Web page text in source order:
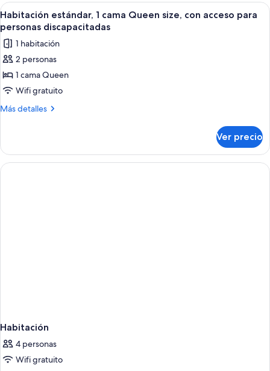
(Panoramic
View)
cama
Queen
size
(Panoramic
View)
Abrir
todas
las
fotos
de
Habitación
estándar,
1
size,
con
acceso
Ropa de cama de alta calidad y caja
3
Habitación estándar, 1 cama Queen size, con acceso para
personas discapacitadas
1 habitación
2 personas
1 cama Queen
Wifi gratuito
Más detalles
Más
estándar,
cama
Ver precio
Habitación
4 personas
Wifi gratuito